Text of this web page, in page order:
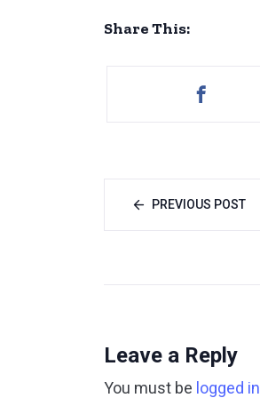
Share This:
PREVIOUS POST
Leave a Reply
You must be logged in